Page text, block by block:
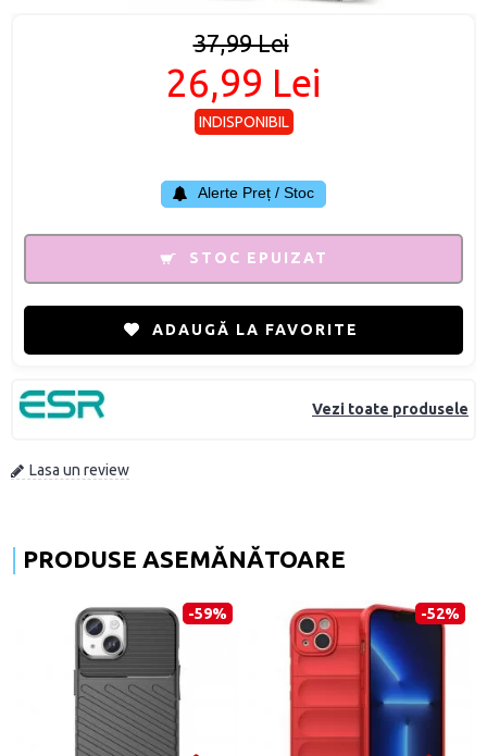
Vezi toate produsele
Lasa un review
37,99 Lei
26,99 Lei
INDISPONIBIL
Alerte Preț / Stoc
STOC EPUIZAT
ADAUGĂ LA FAVORITE
PRODUSE ASEMĂNĂTOARE
-59% -52%